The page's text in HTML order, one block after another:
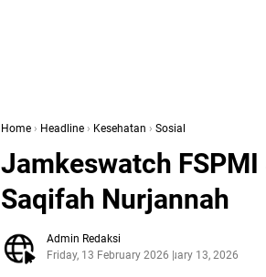
Home › Headline › Kesehatan › Sosial
Jamkeswatch
Saqifah Nurjannah
Admin Redaksi
Friday, 13 February 2026February 13, 2026